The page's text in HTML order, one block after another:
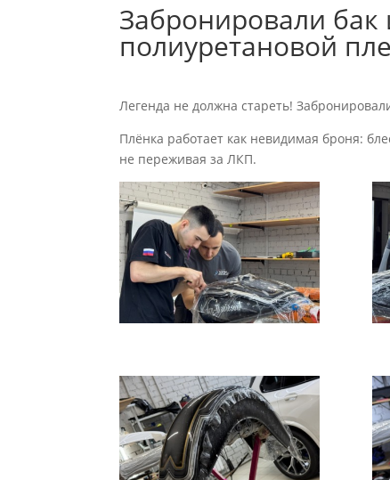
Забронировали
полиуретановой
Легенда не должна стареть!
Плёнка работает как невидимая броня:
не переживая за ЛКП.